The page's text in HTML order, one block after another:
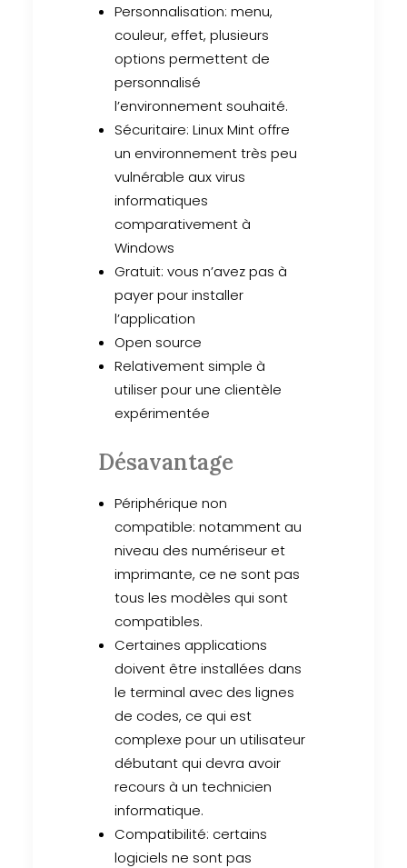
Personnalisation: menu,
couleur, effet, plusieurs
options permettent de
personnalisé
l’environnement souhaité.
Sécuritaire: Linux Mint offre
un environnement très peu
vulnérable aux virus
informatiques
comparativement à
Windows
Gratuit: vous n’avez pas à
payer pour installer
l’application
Open source
Relativement simple à
utiliser pour une clientèle
expérimentée
Désavantage
Périphérique non
compatible: notamment au
niveau des numériseur et
imprimante, ce ne sont pas
tous les modèles qui sont
compatibles.
Certaines applications
doivent être installées dans
le terminal avec des lignes
de codes, ce qui est
complexe pour un utilisateur
débutant qui devra avoir
recours à un technicien
informatique.
Compatibilité: certains
logiciels ne sont pas